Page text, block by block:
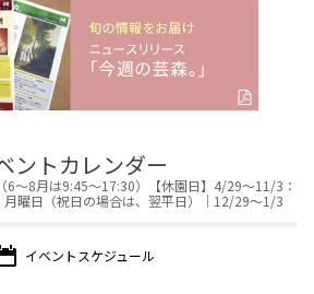
ントカレンダー
6～8月は9:45～17:30）【休園日】4/29～11/3：
曜日（祝日の場合は、翌平日）｜12/29～1/3
イベント スケジュール